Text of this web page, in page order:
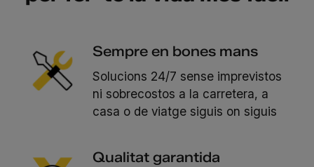
Sempre en bones mans
Solucions 24/7 sense imprevistos
ni sobrecostos a la carretera, a
casa o de viatge siguis on siguis
Qualitat garantida